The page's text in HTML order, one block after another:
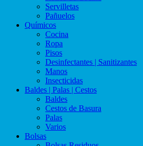
Servilletas
Pañuelos
Químicos
Cocina
Ropa
Pisos
Desinfectantes | Sanitizantes
Manos
Insecticidas
Baldes | Palas | Cestos
Baldes
Cestos de Basura
Palas
Varios
Bolsas